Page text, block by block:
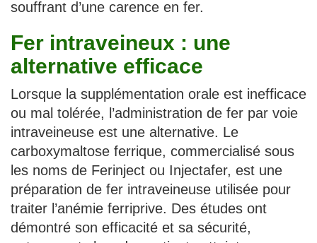
souffrant d’une carence en fer.
Fer intraveineux : une
alternative efficace
Lorsque la supplémentation orale est inefficace
ou mal tolérée, l’administration de fer par voie
intraveineuse est une alternative. Le
carboxymaltose ferrique, commercialisé sous
les noms de Ferinject ou Injectafer, est une
préparation de fer intraveineuse utilisée pour
traiter l’anémie ferriprive. Des études ont
démontré son efficacité et sa sécurité,